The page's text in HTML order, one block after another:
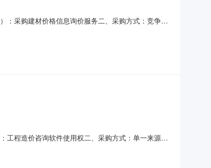
：采购建材价格信息询价服务二、采购方式：竞争性
采购价格（元）：北京瑞达恒建筑咨询有限公司报
工程造价咨询软件使用权二、采购方式：单一来源